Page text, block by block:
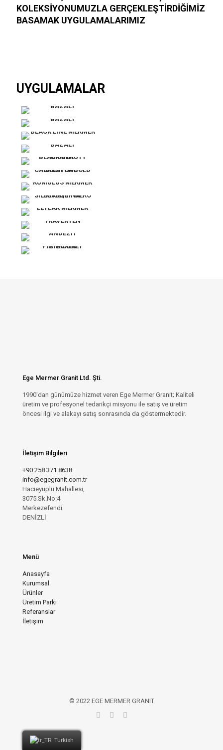
KOLEKSİYONUMUZLA GERÇEKLEŞTİRDİĞİMİZ
BASAMAK UYGULAMALARIMIZ
UYGULAMALAR
Ege Mermer Granit Ltd. Şti.
1990'dan günümüze hizmet veren Ege Mermer Granit; Kaliteli
üretim ve profesyonel tedarikçi misyonu ile satış ve üretim
öncesi ilgi ve alakayı satış sonrasında da göstermektedir.
İletişim Bilgileri
+90 258 371 8638
info@egegranit.com.tr
Hacıeyüplü Mahallesi,
3075.Sk.No:4
Merkezefendi
DENİZLİ
Menü
Anasayfa
Kurumsal
Ürünler
Üretim Parkı
Referanslar
İletişim
© 2022 EGE MERMER GRANIT
Turkish